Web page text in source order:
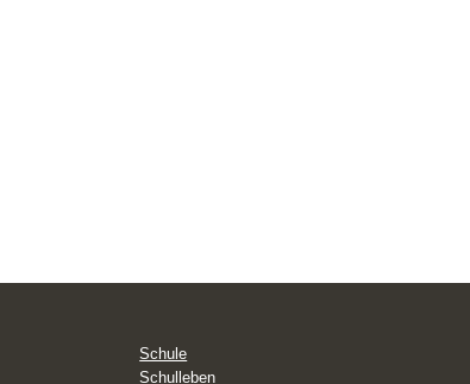
Schule
Schulleben